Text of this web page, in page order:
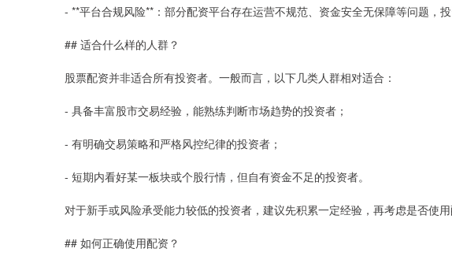
- **平台合规风险**：部分配资平台存在运营不规范、资金安全无保障等问题，投
## 适合什么样的人群？
股票配资并非适合所有投资者。一般而言，以下几类人群相对适合：
- 具备丰富股市交易经验，能熟练判断市场趋势的投资者；
- 有明确交易策略和严格风控纪律的投资者；
- 短期内看好某一板块或个股行情，但自有资金不足的投资者。
对于新手或风险承受能力较低的投资者，建议先积累一定经验，再考虑是否使用
## 如何正确使用配资？